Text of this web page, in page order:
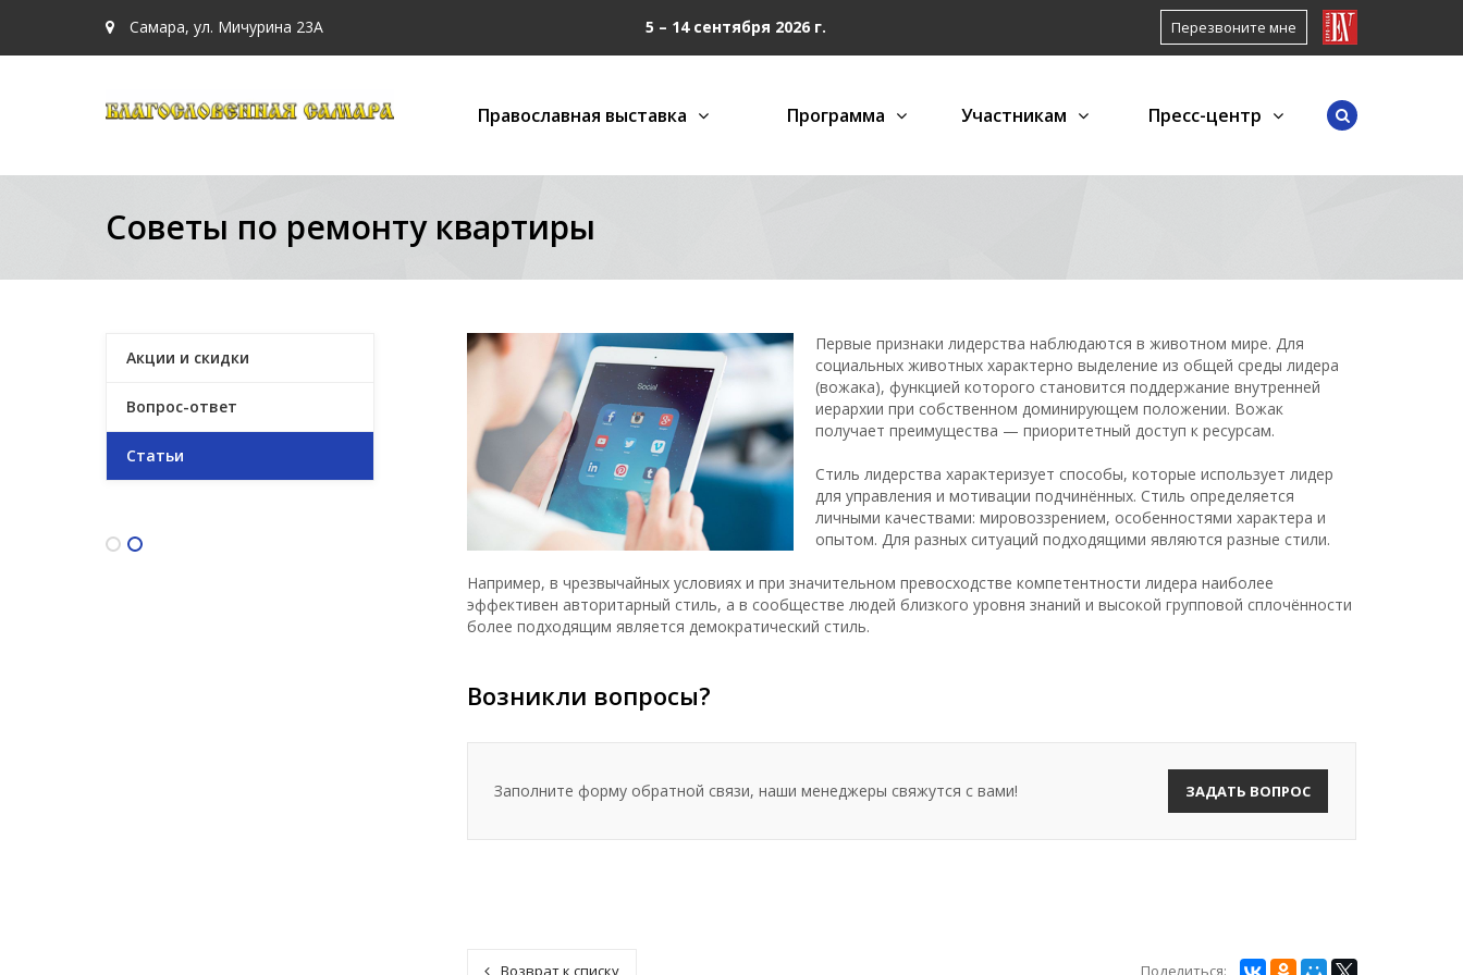
Самара, ул. Мичурина 23А 5 – 14 сентября 2026 г. Перезвоните мне
Православная выставка Программа Участникам Пресс-центр
Советы по ремонту квартиры
Первые признаки лидерства наблюдаются в животном мире. Для
социальных животных характерно выделение из общей среды лидера
(вожака), функцией которого становится поддержание внутренней
иерархии при собственном доминирующем положении. Вожак
получает преимущества — приоритетный доступ к ресурсам.
Стиль лидерства характеризует способы, которые использует лидер
для управления и мотивации подчинённых. Стиль определяется
личными качествами: мировоззрением, особенностями характера и
опытом. Для разных ситуаций подходящими являются разные стили.
Например, в чрезвычайных условиях и при значительном превосходстве компетентности лидера наиболее
эффективен авторитарный стиль, а в сообществе людей близкого уровня знаний и высокой групповой сплочённости
более подходящим является демократический стиль.
Возникли вопросы?
Заполните форму обратной связи, наши менеджеры свяжутся с вами! ЗАДАТЬ ВОПРОС
Возврат к списку Поделиться:
Акции и скидки
Вопрос-ответ
Статьи